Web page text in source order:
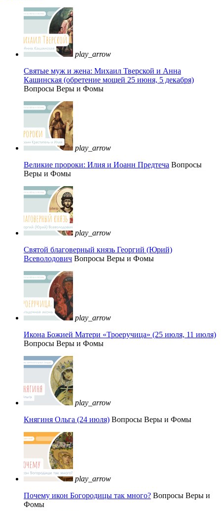
play_arrow
Святые муж и жена: Михаил Тверской и Анна
Кашинская (обретение мощей 25 июня, 5 декабря)
Вопросы Веры и Фомы
play_arrow
Великие пророки: Илия и Иоанн Предтеча Вопросы
Веры и Фомы
play_arrow
Святой благоверный князь Георгий (Юрий)
Всеволодович Вопросы Веры и Фомы
play_arrow
Икона Божией Матери «Троеручица» (25 июля, 11 июля)
Вопросы Веры и Фомы
play_arrow
Княгиня Ольга (24 июля) Вопросы Веры и Фомы
play_arrow
Почему икон Богородицы так много? Вопросы Веры и
Фомы